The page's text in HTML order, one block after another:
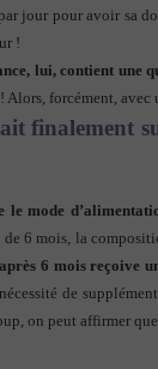
jour pour avoir sa
!
lui, contient une
Alors, forcément,
finalement
le mode
de 6 mois, la
6 mois reçoive
de
on peut affirmer